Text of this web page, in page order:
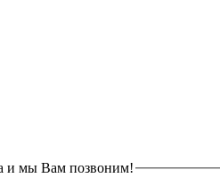
и мы Вам позвоним!